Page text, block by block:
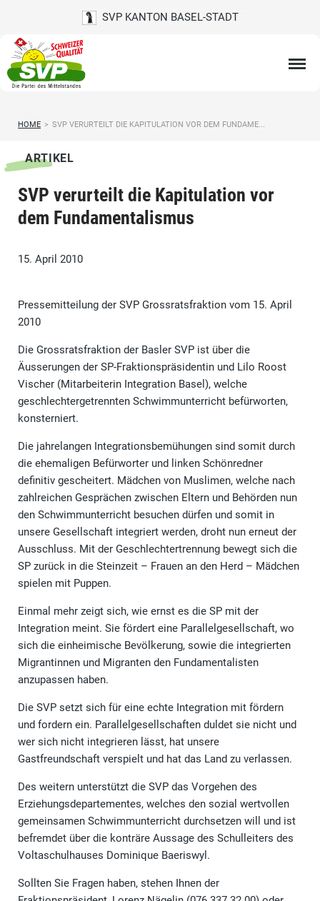
SVP KANTON BASEL-STADT
HOME > SVP VERURTEILT DIE KAPITULATION VOR DEM FUNDAME...
ARTIKEL
SVP verurteilt die Kapitulation vor
dem Fundamentalismus
15. April 2010
Pressemitteilung der SVP Grossratsfraktion vom 15. April
2010
Die Grossratsfraktion der Basler SVP ist über die
Äusserungen der SP-Fraktionspräsidentin und Lilo Roost
Vischer (Mitarbeiterin Integration Basel), welche
geschlechtergetrennten Schwimmunterricht befürworten,
konsterniert.
Die jahrelangen Integrationsbemühungen sind somit durch
die ehemaligen Befürworter und linken Schönredner
definitiv gescheitert. Mädchen von Muslimen, welche nach
zahlreichen Gesprächen zwischen Eltern und Behörden nun
den Schwimmunterricht besuchen dürfen und somit in
unsere Gesellschaft integriert werden, droht nun erneut der
Ausschluss. Mit der Geschlechtertrennung bewegt sich die
SP zurück in die Steinzeit – Frauen an den Herd – Mädchen
spielen mit Puppen.
Einmal mehr zeigt sich, wie ernst es die SP mit der
Integration meint. Sie fördert eine Parallelgesellschaft, wo
sich die einheimische Bevölkerung, sowie die integrierten
Migrantinnen und Migranten den Fundamentalisten
anzupassen haben.
Die SVP setzt sich für eine echte Integration mit fördern
und fordern ein. Parallelgesellschaften duldet sie nicht und
wer sich nicht integrieren lässt, hat unsere
Gastfreundschaft verspielt und hat das Land zu verlassen.
Des weitern unterstützt die SVP das Vorgehen des
Erziehungsdepartementes, welches den sozial wertvollen
gemeinsamen Schwimmunterricht durchsetzen will und ist
befremdet über die konträre Aussage des Schulleiters des
Voltaschulhauses Dominique Baeriswyl.
Sollten Sie Fragen haben, stehen Ihnen der